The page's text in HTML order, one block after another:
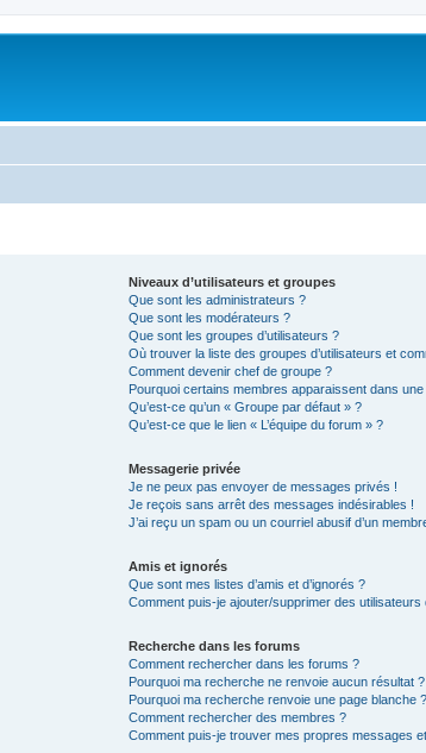
Niveaux d’utilisateurs et groupes
Que sont les administrateurs ?
Que sont les modérateurs ?
Que sont les groupes d’utilisateurs ?
Où trouver la liste des groupes d’utilisateurs et
Comment devenir chef de groupe ?
Pourquoi certains membres apparaissent dans
Qu’est-ce qu’un « Groupe par défaut » ?
Qu’est-ce que le lien « L’équipe du forum » ?
Messagerie privée
Je ne peux pas envoyer de messages privés !
Je reçois sans arrêt des messages indésirables !
J’ai reçu un spam ou un courriel abusif d’un
Amis et ignorés
Que sont mes listes d’amis et d’ignorés ?
Comment puis-je ajouter/supprimer des utilisateurs
Recherche dans les forums
Comment rechercher dans les forums ?
Pourquoi ma recherche ne renvoie aucun résultat ?
Pourquoi ma recherche renvoie une page blanche
Comment rechercher des membres ?
Comment puis-je trouver mes propres messages